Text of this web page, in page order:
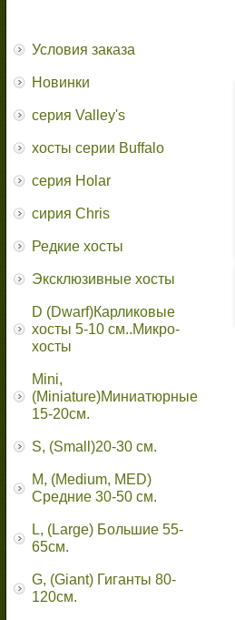
Условия заказа
Новинки
серия Valley's
хосты серии Buffalo
серия Holar
сирия Chris
Редкие хосты
Эксклюзивные хосты
D (Dwarf)Карликовые
хосты 5-10 см..Микро-
хосты
Mini,
(Miniature)Миниатюрные
15-20см.
S, (Small)20-30 см.
M, (Medium, MED)
Средние 30-50 см.
L, (Large) Большие 55-
65cм.
G, (Giant) Гиганты 80-
120см.